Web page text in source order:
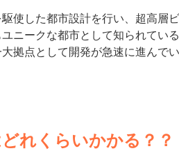
使した都市設計を行い、超高層
ニークな都市として知られてい
拠点として開発が急速に進んで
れくらいかかる？？